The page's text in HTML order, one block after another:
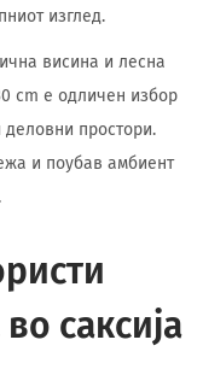
изглед.
висина и лесна
cm е одличен избор
простори.
и поубав амбиент
саксија